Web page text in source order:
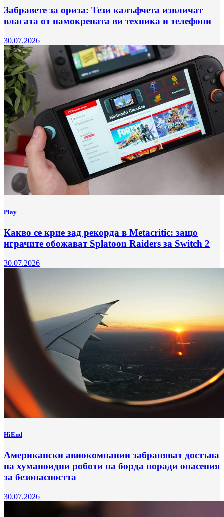
Забравете за ориза: Тези калъфчета извличат
влагата от намокрената ви техника и телефони
30.07.2026
Play
Какво се крие зад рекорда в Metacritic: защо
играчите обожават Splatoon Raiders за Switch 2
30.07.2026
HiEnd
Американски авиокомпании забраняват достъпа
на хуманоидни роботи на борда поради опасения
за безопасността
30.07.2026